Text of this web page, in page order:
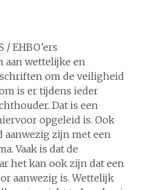
/ EHBO’ers
aan wettelijke en
om de veiligheid
is er tijdens ieder
Dat is een
opgeleid is. Ook
aanwezig zijn met een
Vaak is dat de
het kan ook zijn dat een
aanwezig is. Wettelijk